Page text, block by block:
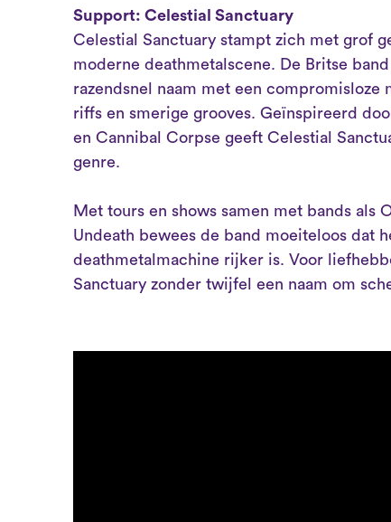
Support: Celestial Sanctuary
Celestial Sanctuary stampt zich met grof
moderne deathmetalscene. De Britse
razendsnel naam met een
riffs en smerige grooves. Geïnspireerd
en Cannibal Corpse geeft Celestial
genre.
Met tours en shows samen met bands als
Undeath bewees de band moeiteloos dat
deathmetalmachine rijker is. Voor
Sanctuary zonder twijfel een naam om